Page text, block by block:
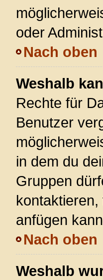
oder
Nach oben
Weshalb
Rechte für
Benutzer
in dem du
Gruppen
anfügen
Nach oben
Weshalb